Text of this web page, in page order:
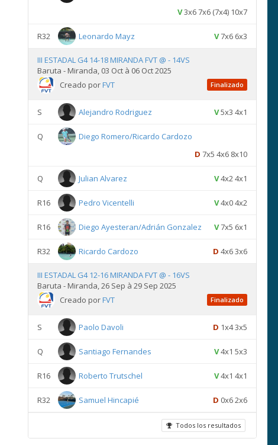
V3x6 7x6 (7x4) 10x7
R32 Leonardo Mayz V7x6 6x3
III ESTADAL G4 14-18 MIRANDA FVT @ - 14VS
Baruta - Miranda, 03 Oct à 06 Oct 2025
Creado porFVT Finalizado
S Alejandro Rodriguez V5x3 4x1
Q
Diego Romero/Ricardo Cardozo
D 7x5 4x6 8x10
Q Julian Alvarez V4x2 4x1
R16 Pedro Vicentelli V4x0 4x2
R16 Diego Ayesteran/Adrián Gonzalez V7x5 6x1
R32 Ricardo Cardozo D 4x6 3x6
III ESTADAL G4 12-16 MIRANDA FVT @ - 16VS
Baruta - Miranda, 26 Sep à 29 Sep 2025
Creado porFVT Finalizado
S Paolo Davoli D 1x4 3x5
Q Santiago Fernandes V4x1 5x3
R16 Roberto Trutschel V4x1 4x1
R32 Samuel Hincapié D 0x6 2x6
Todos los resultados